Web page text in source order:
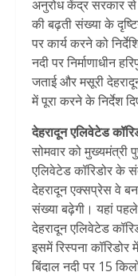
अनुरोध केंद्र सरकार से
की बढ़ती संख्या के
पर कार्य करने को
नदी पर निर्माणाधीन
जताई और मसूरी
में पूरा करने के निर्देश
देहरादून एलिवेटेड
सोमवार को मुख्यमंत्री
एलिवेटेड कॉरिडोर के
देहरादून एक्सप्रेस वे
संख्या बढ़ेगी। यहां
देहरादून एलिवेटेड
इसमें रिस्पना
बिंदाल नदी पर 15